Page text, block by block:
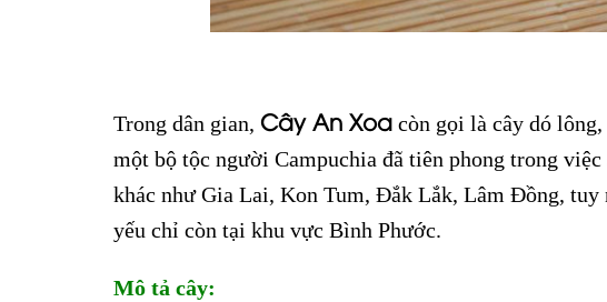
Trong dân gian, Cây An Xoa còn gọi là cây dó
một bộ tộc người Campuchia đã tiên phong trong
khác như Gia Lai, Kon Tum, Đắk Lắk, Lâm Đồng, tuy
yếu chỉ còn tại khu vực Bình Phước.
Mô tả cây: